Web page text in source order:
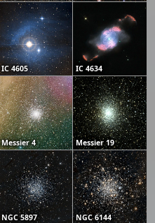
IC 4605 IC 4634
Messier 4 Messier 19
NGC 5897 NGC 6144